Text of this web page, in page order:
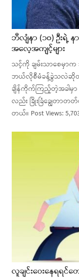
ဘီလျံနာ (၁၀) ဦးရဲ့
အလေ့အကျင့်များ
သင့်ကို ချမ်းသာစေမှာ
ဘယ်လိုစီမံခန့်ခွဲသလဲဆိုတာ
ချိန်ကိုက်ကြည့်တဲ့အခါမှာ
လည်း ခြိုးခြံချွေတာ
တယ်။ Post Views:
လူချင်းဝေးနေရရင်တ